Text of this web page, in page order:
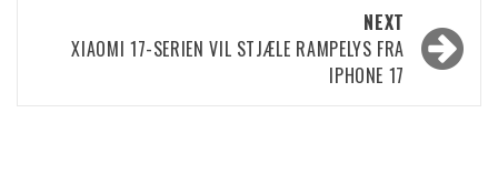
NEXT
XIAOMI 17-SERIEN VIL STJÆLE RAMPELYS FRA
IPHONE 17